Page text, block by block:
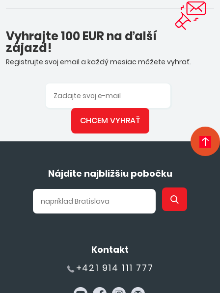
Vyhrajte 100 EUR na ďalší
zájazd!
Registrujte svoj email a každý mesiac môžete vyhrať.
CHCEM VYHRAŤ
Nájdite najbližšiu pobočku
Kontakt
+421 914 111 777